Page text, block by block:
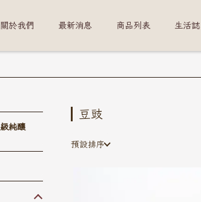
關於我們 最新消息 商品列表 生活誌
純釀
豆豉
預設排序